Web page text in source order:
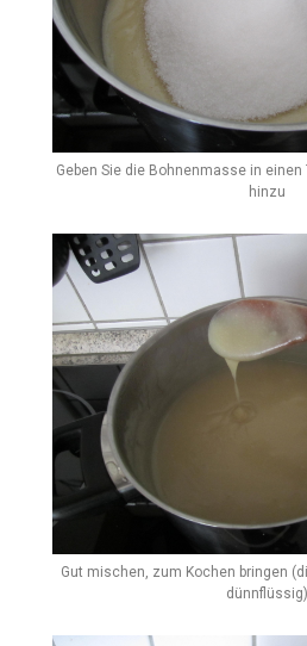
Geben Sie die Bohnenmasse in
hinzu
Gut mischen, zum Kochen bringen
dünnflüssig)